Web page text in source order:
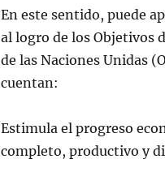
En este sentido, puede
al logro de los Objetivos
de las Naciones Unidas
cuentan:
Estimula el progreso
completo, productivo y